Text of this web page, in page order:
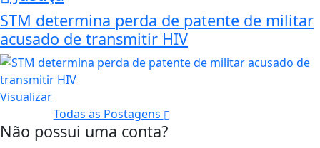
STM determina perda de patente de militar
acusado de transmitir HIV
Visualizar
Todas as Postagens
Não possui uma conta?